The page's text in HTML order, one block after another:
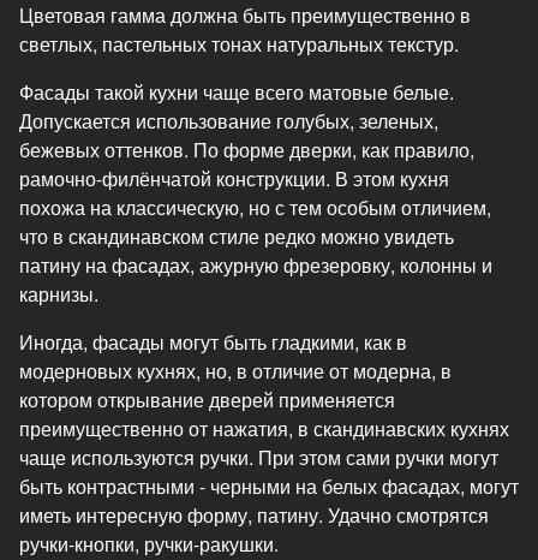
Цветовая гамма должна быть преимущественно в
светлых, пастельных тонах натуральных текстур.
Фасады такой кухни чаще всего матовые белые.
Допускается использование голубых, зеленых,
бежевых оттенков. По форме дверки, как правило,
рамочно-филёнчатой конструкции. В этом кухня
похожа на классическую, но с тем особым отличием,
что в скандинавском стиле редко можно увидеть
патину на фасадах, ажурную фрезеровку, колонны и
карнизы.
Иногда, фасады могут быть гладкими, как в
модерновых кухнях, но, в отличие от модерна, в
котором открывание дверей применяется
преимущественно от нажатия, в скандинавских кухнях
чаще используются ручки. При этом сами ручки могут
быть контрастными - черными на белых фасадах, могут
иметь интересную форму, патину. Удачно смотрятся
ручки-кнопки, ручки-ракушки.